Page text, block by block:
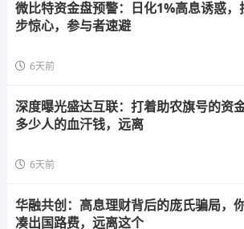
微比特资金盘预警：日化1%高息诱惑
步惊心，参与者速避
6天前
深度曝光盛达互联：打着助农旗号的资
多少人的血汗钱，远离
6天前
华融共创：高息理财背后的庞氏骗局，
凑出国路费，远离这个